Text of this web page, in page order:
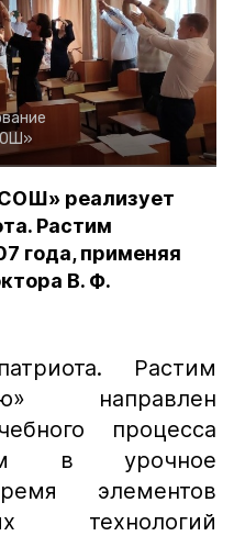
реализует
Растим
года, применяя
В. Ф.
Растим
направлен
процесса
в урочное
элементов
технологий